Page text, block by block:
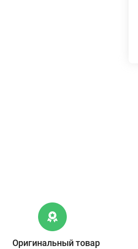
Оригинальный товар